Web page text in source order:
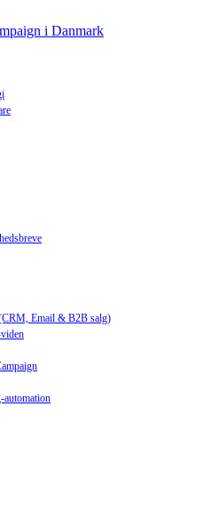
Email & B2B salg)
automation